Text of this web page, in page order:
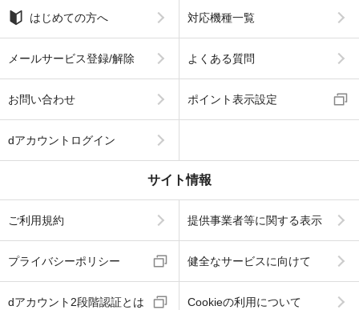
はじめての方へ 対応機種一覧
メールサービス登録/解除 よくある質問
お問い合わせ ポイント表示設定
dアカウントログイン
サイト情報
ご利用規約 提供事業者等に関する表示
プライバシーポリシー 健全なサービスに向けて
dアカウント2段階認証とは Cookieの利用について